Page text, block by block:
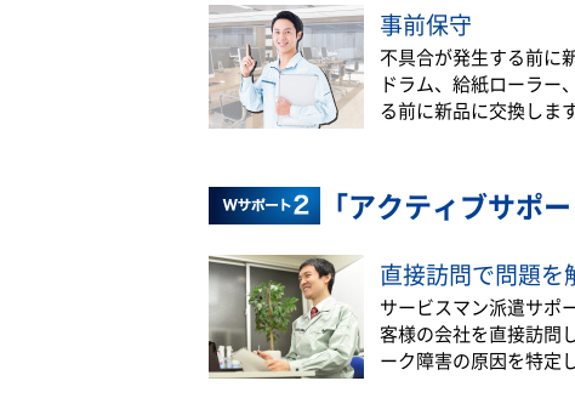
事前保守
不具合が発生する前に
ドラム、給紙ローラー
る前に新品に交換します
「アクティブサポ
直接訪問で問題を
サービスマン派遣サポ
客様の会社を直接訪問
ーク障害の原因を特定